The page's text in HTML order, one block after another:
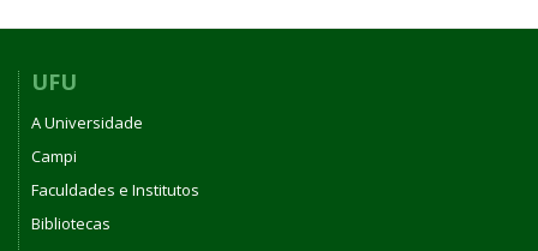
UFU
A Universidade
Campi
Faculdades e Institutos
Bibliotecas